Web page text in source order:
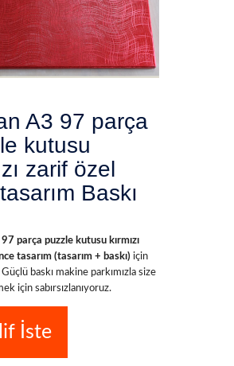
A3 97 parça
kutusu
zarif özel
Baskı
parça puzzle kutusu kırmızı
tasarım (tasarım + baskı) için
Güçlü baskı makine parkımızla size
için sabırsızlanıyoruz.
İste